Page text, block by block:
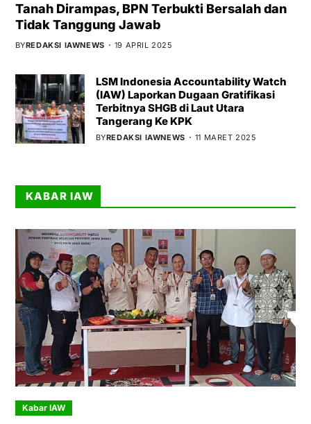
Tanah Dirampas, BPN Terbukti Bersalah dan
Tidak Tanggung Jawab
BYREDAKSI IAWNEWS 19 APRIL 2025
LSM Indonesia Accountability Watch
(IAW) Laporkan Dugaan Gratifikasi
Terbitnya SHGB di Laut Utara
Tangerang Ke KPK
BYREDAKSI IAWNEWS 11 MARET 2025
KABAR IAW
Kabar IAW